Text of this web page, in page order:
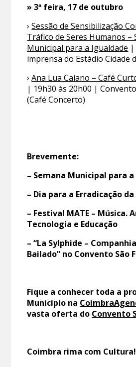
» 3ª feira, 17 de outubro
›Sessão de Sensibilização
Tráfico de Seres Humanos –
Municipal para a Igualdade |
imprensa do Estádio Cidade
›Ana Lua Caiano – Café
| 19h30 às 20h00 |
(Café Concerto)
Brevemente:
– Semana Municipal para
– Dia para a Erradicação
– Festival MATE – Música.
Tecnologia e Educação
– “La Sylphide –
Bailado” no Convento São
Fique a conhecer toda a
Município na
vasta oferta do Convento
Coimbra rima com Cultura!